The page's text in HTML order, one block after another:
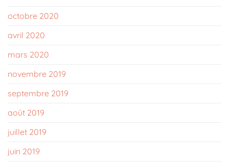
octobre 2020
avril 2020
mars 2020
novembre 2019
septembre 2019
août 2019
juillet 2019
juin 2019